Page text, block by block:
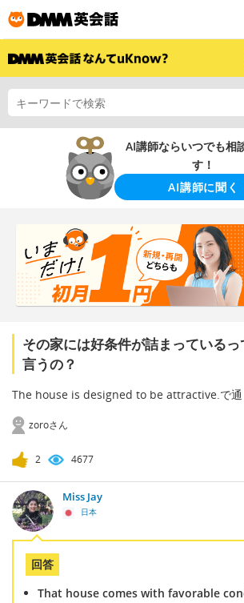
AI講師ならいつでも相
す！
AI講師に聞く
その家には好条件が詰まっている
言うの？
The house is designed to be attractive.で通
zoroさん
2 4677
Miss Jay
日本
回答
That house comes with favorable